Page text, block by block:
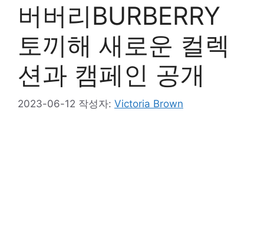
버버리BURBERRY
토끼해 새로운 컬렉
션과 캠페인 공개
2023-06-12 작성자: Victoria Brown